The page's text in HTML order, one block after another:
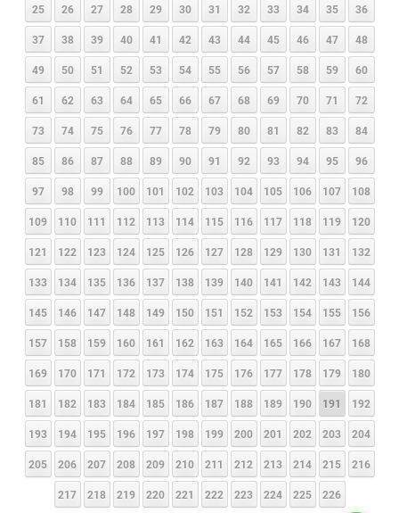
25 26 27 28 29 30 31 32 33 34 35 36
37 38 39 40 41 42 43 44 45 46 47 48
49 50 51 52 53 54 55 56 57 58 59 60
61 62 63 64 65 66 67 68 69 70 71 72
73 74 75 76 77 78 79 80 81 82 83 84
85 86 87 88 89 90 91 92 93 94 95 96
97 98 99 100 101 102 103 104 105 106 107 108
109 110 111 112 113 114 115 116 117 118 119 120
121 122 123 124 125 126 127 128 129 130 131 132
133 134 135 136 137 138 139 140 141 142 143 144
145 146 147 148 149 150 151 152 153 154 155 156
157 158 159 160 161 162 163 164 165 166 167 168
169 170 171 172 173 174 175 176 177 178 179 180
181 182 183 184 185 186 187 188 189 190 191 192
193 194 195 196 197 198 199 200 201 202 203 204
205 206 207 208 209 210 211 212 213 214 215 216
217 218 219 220 221 222 223 224 225 226